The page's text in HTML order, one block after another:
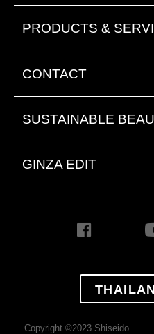
PRODUCTS &
CONTACT
SUSTAINABLE
GINZA EDIT
Copyright ©2023 Shiseido